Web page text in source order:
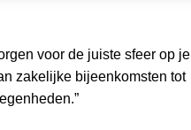
voor de juiste sfeer op je
zakelijke bijeenkomsten tot